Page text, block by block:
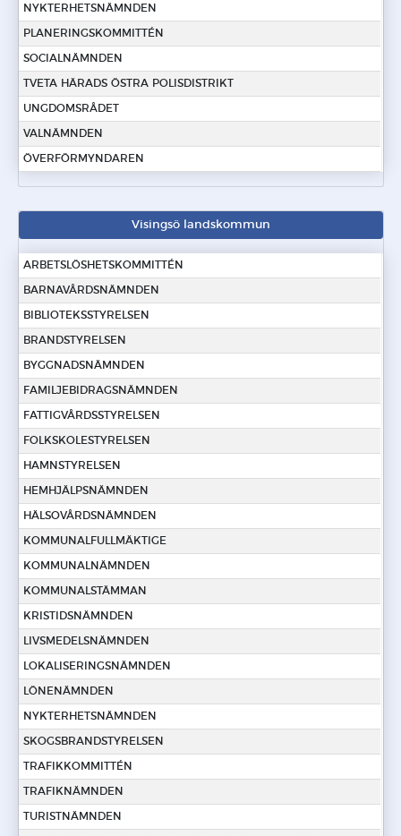
NYKTERHETSNÄMNDEN
PLANERINGSKOMMITTÉN
SOCIALNÄMNDEN
TVETA HÄRADS ÖSTRA POLISDISTRIKT
UNGDOMSRÅDET
VALNÄMNDEN
ÖVERFÖRMYNDAREN
Visingsö landskommun
ARBETSLÖSHETSKOMMITTÉN
BARNAVÅRDSNÄMNDEN
BIBLIOTEKSSTYRELSEN
BRANDSTYRELSEN
BYGGNADSNÄMNDEN
FAMILJEBIDRAGSNÄMNDEN
FATTIGVÅRDSSTYRELSEN
FOLKSKOLESTYRELSEN
HAMNSTYRELSEN
HEMHJÄLPSNÄMNDEN
HÄLSOVÅRDSNÄMNDEN
KOMMUNALFULLMÄKTIGE
KOMMUNALNÄMNDEN
KOMMUNALSTÄMMAN
KRISTIDSNÄMNDEN
LIVSMEDELSNÄMNDEN
LOKALISERINGSNÄMNDEN
LÖNENÄMNDEN
NYKTERHETSNÄMNDEN
SKOGSBRANDSTYRELSEN
TRAFIKKOMMITTÉN
TRAFIKNÄMNDEN
TURISTNÄMNDEN